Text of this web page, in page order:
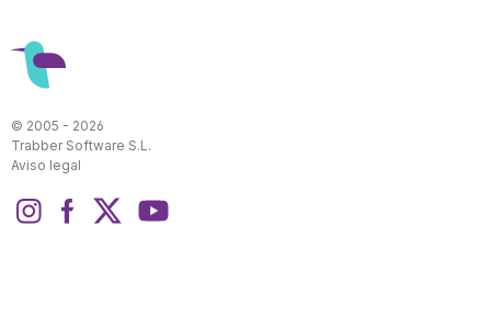
© 2005 - 2026
Trabber Software S.L.
Aviso legal